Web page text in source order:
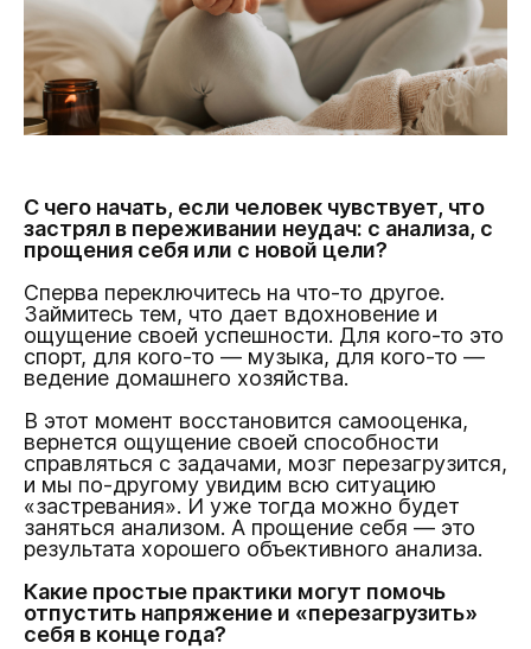
С чего начать, если человек чувствует, что
застрял в переживании неудач: с анализа, с
прощения себя или с новой цели?
Сперва переключитесь на что-то другое.
Займитесь тем, что дает вдохновение и
ощущение своей успешности. Для кого-то это
спорт, для кого-то — музыка, для кого-то —
ведение домашнего хозяйства.
В этот момент восстановится самооценка,
вернется ощущение своей способности
справляться с задачами, мозг перезагрузится,
и мы по-другому увидим всю ситуацию
«застревания». И уже тогда можно будет
заняться анализом. А прощение себя — это
результата хорошего объективного анализа.
Какие простые практики могут помочь
отпустить напряжение и «перезагрузить»
себя в конце года?